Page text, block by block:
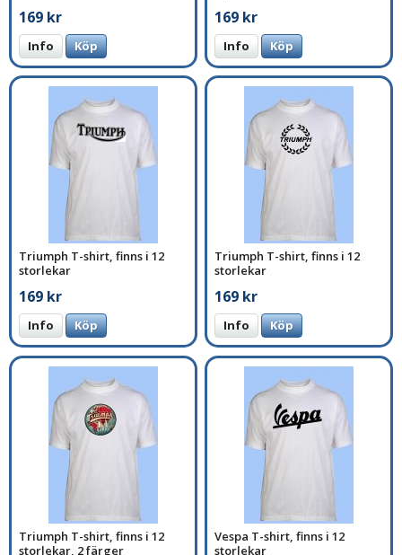
169 kr
Info Köp
169 kr
Info Köp
Triumph T-shirt, finns i 12
storlekar
169 kr
Info Köp
Triumph T-shirt, finns i 12
storlekar
169 kr
Info Köp
Triumph T-shirt, finns i 12
storlekar, 2 färger
Vespa T-shirt, finns i 12
storlekar